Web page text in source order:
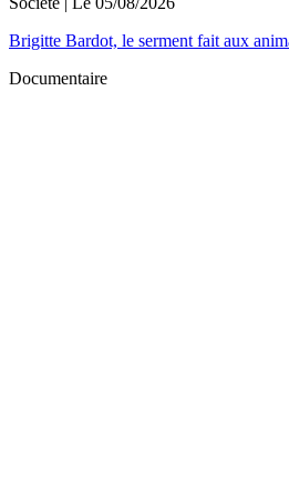
Brigitte Bardot, le serment fait aux
Documentaire